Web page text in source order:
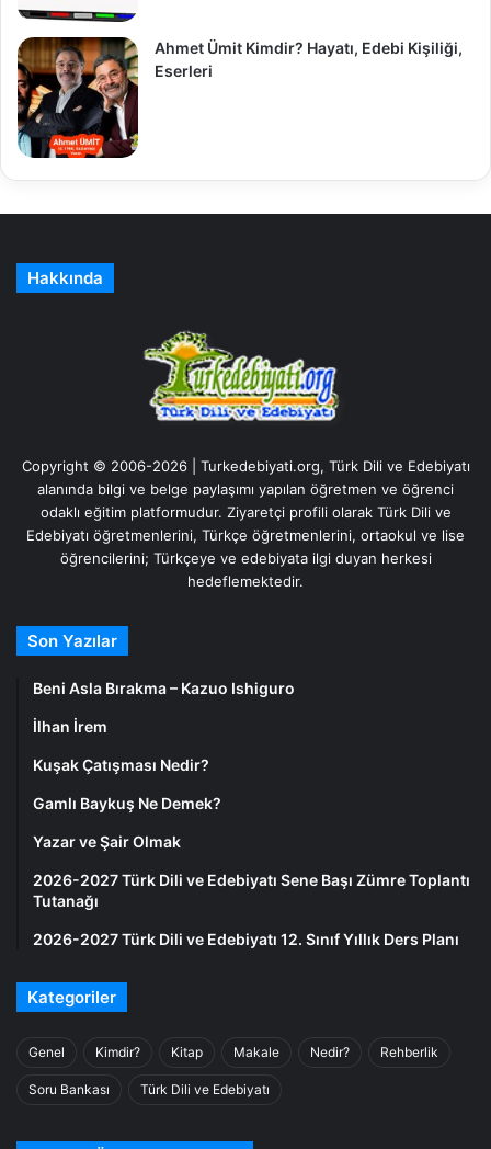
Ahmet Ümit Kimdir? Hayatı, Edebi Kişiliği,
Eserleri
Hakkında
Copyright © 2006-2026 | Turkedebiyati.org, Türk Dili ve Edebiyatı
alanında bilgi ve belge paylaşımı yapılan öğretmen ve öğrenci
odaklı eğitim platformudur. Ziyaretçi profili olarak Türk Dili ve
Edebiyatı öğretmenlerini, Türkçe öğretmenlerini, ortaokul ve lise
öğrencilerini; Türkçeye ve edebiyata ilgi duyan herkesi
hedeflemektedir.
Son Yazılar
Beni Asla Bırakma – Kazuo Ishiguro
İlhan İrem
Kuşak Çatışması Nedir?
Gamlı Baykuş Ne Demek?
Yazar ve Şair Olmak
2026-2027 Türk Dili ve Edebiyatı Sene Başı Zümre Toplantı
Tutanağı
2026-2027 Türk Dili ve Edebiyatı 12. Sınıf Yıllık Ders Planı
Kategoriler
Genel Kimdir? Kitap Makale Nedir? Rehberlik
Soru Bankası Türk Dili ve Edebiyatı